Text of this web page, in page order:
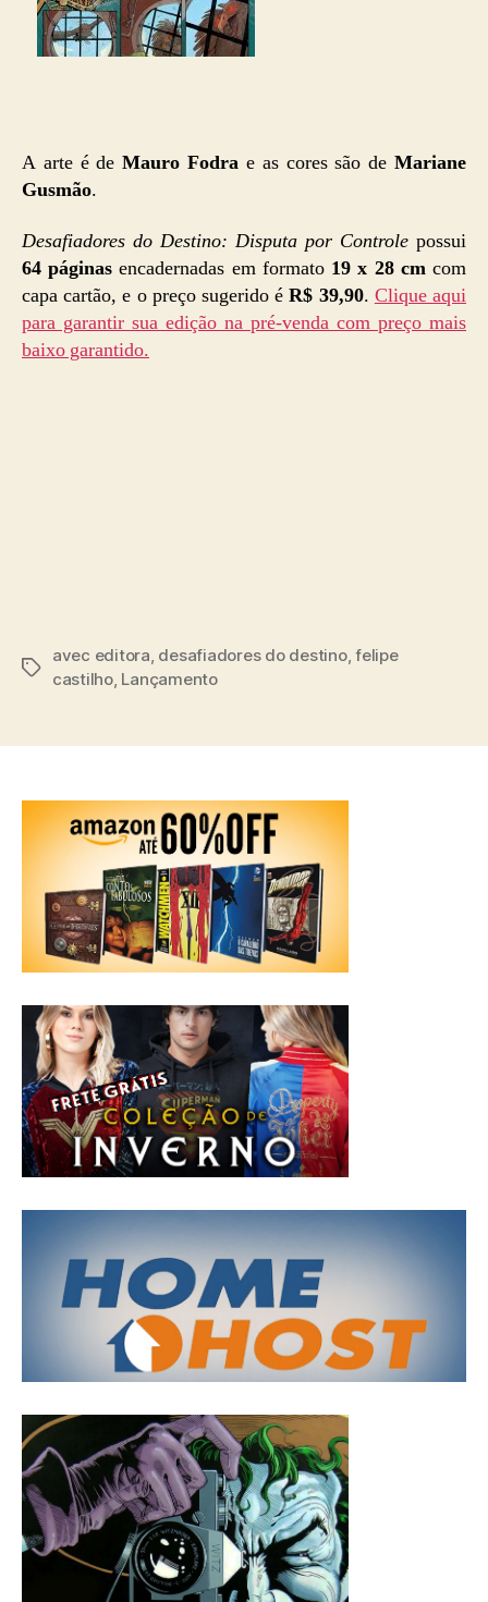
A arte é deMauro Fodra e as cores são deMariane
Gusmão.
Desafiadores do Destino: Disputa por Controle possui
64 páginas encadernadas em formato 19 x 28 cmcom
capa cartão, e o preço sugerido éR$ 39,90. Clique aqui
para garantir sua edição na pré-venda com preço mais
baixo garantido.
Tags
avec editora desafiadores do destino,felipe
castilho, Lançamento